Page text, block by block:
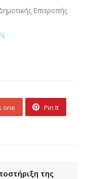
Επιτροπής
one Pin It
της